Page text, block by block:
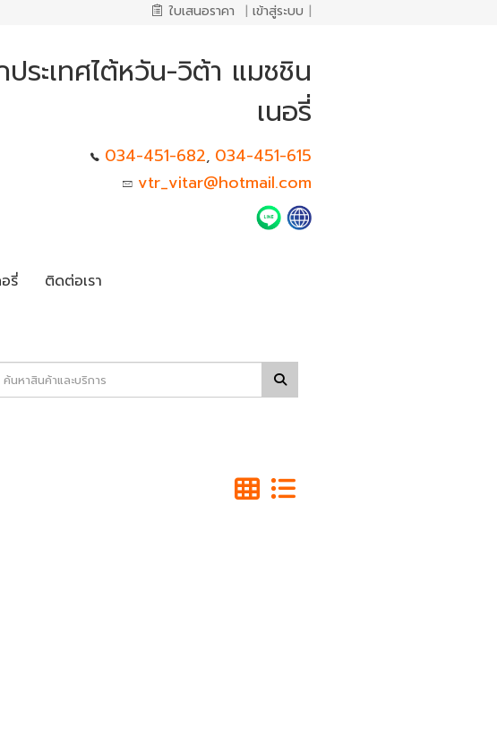
ใบเสนอราคา | เข้าสู่ระบบ |
ประเทศไต้หวัน-วิต้า แมชชิน
เนอรี่
034-451-682, 034-451-615
vtr_vitar@hotmail.com
รี่ ติดต่อเรา